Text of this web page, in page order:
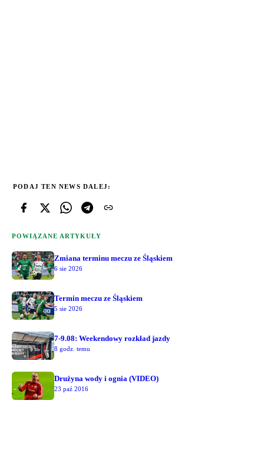
PODAJ TEN NEWS DALEJ:
POWIĄZANE ARTYKUŁY
Zmiana terminu meczu ze Śląskiem
6 sie 2026
Termin meczu ze Śląskiem
5 sie 2026
7-9.08: Weekendowy rozkład jazdy
8 godz. temu
Drużyna wody i ognia (VIDEO)
23 paź 2016